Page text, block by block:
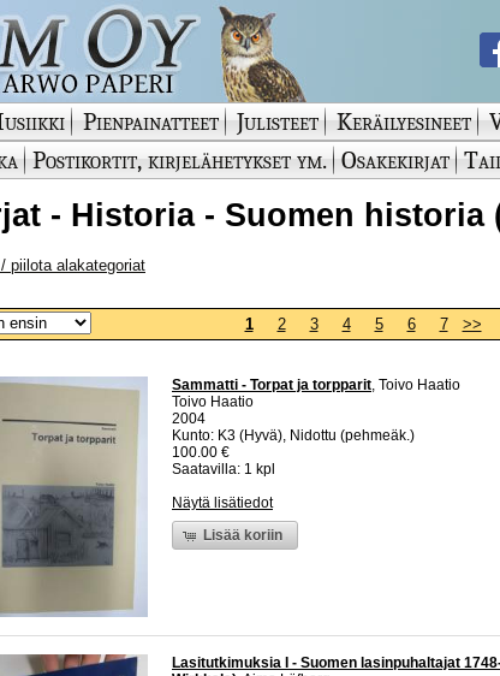
Pienpainatteet Julisteet Keräilyesineet
Postikortit, kirjelähetykset ym. Osakekirjat
- Historia - Suomen historia
piilota alakategoriat
1 2 3 4 5 6 7 >>
Sammatti - Torpat ja torpparit, Toivo Haatio
Toivo Haatio
2004
Kunto: K3 (Hyvä), Nidottu (pehmeäk.)
100.00 €
Saatavilla: 1 kpl
Näytä lisätiedot
Lisää koriin
Lasitutkimuksia I - Suomen lasinpuhaltajat